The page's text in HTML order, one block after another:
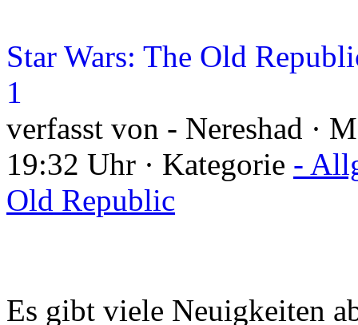
Star Wars: The Old
1
verfasst von - Nereshad ·
19:32 Uhr · Kategorie -
Old Republic
Es gibt viele Neuigkeiten